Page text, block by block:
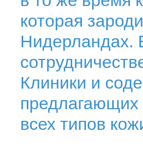
которая
Нидерландах.
Клиники и
всех типов